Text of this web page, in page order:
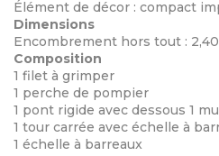
Élément de décor : compact
Dimensions
Encombrement hors tout :
Composition
1 filet à grimper
1 perche de pompier
1 pont rigide avec dessous 1
1 tour carrée avec échelle à
1 échelle à barreaux